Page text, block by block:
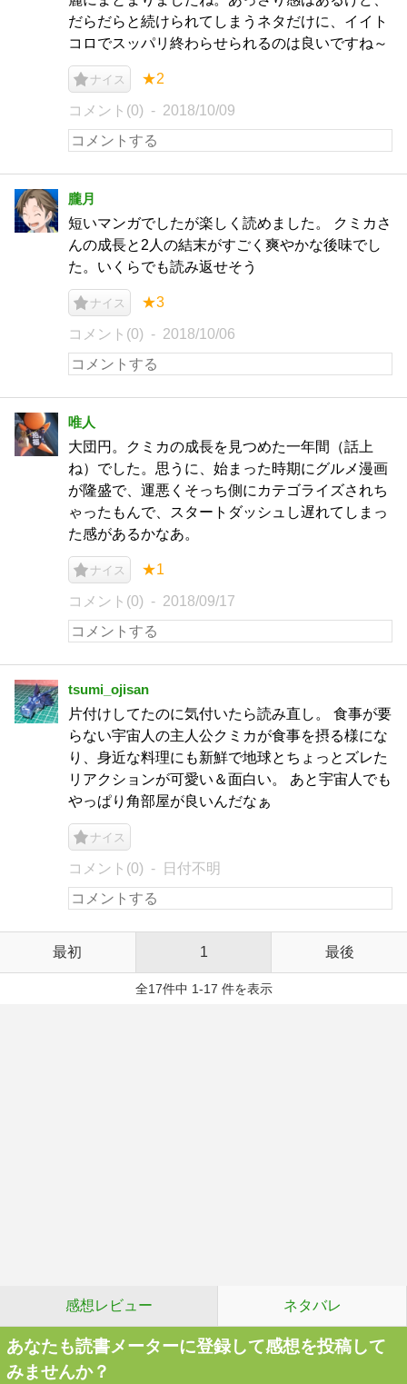
だらだらと続けられてしまうネタだけに、イイト
コロでスッパリ終わらせられるのは良いですね～
ナイス ★2
コメント(0) 2018/10/09
朧月
短いマンガでしたが楽しく読めました。 クミカさ
んの成長と2人の結末がすごく爽やかな後味でし
た。いくらでも読み返せそう
ナイス ★3
コメント(0) 2018/10/06
唯人
大団円。クミカの成長を見つめた一年間（話上
ね）でした。思うに、始まった時期にグルメ漫画
が隆盛で、運悪くそっち側にカテゴライズされち
ゃったもんで、スタートダッシュし遅れてしまっ
た感があるかなあ。
ナイス ★1
コメント(0) 2018/09/17
tsumi_ojisan
片付けしてたのに気付いたら読み直し。 食事が要
らない宇宙人の主人公クミカが食事を摂る様にな
り、身近な料理にも新鮮で地球とちょっとズレた
リアクションが可愛い＆面白い。 あと宇宙人でも
やっぱり角部屋が良いんだなぁ
ナイス
コメント(0) 日付不明
最初 1 最後
全17件中 1-17 件を表示
感想レビュー ネタバレ
あなたも読書メーターに登録して感想を投稿して
みませんか？